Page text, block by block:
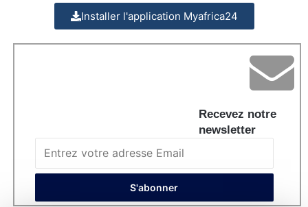
Installer l'application Myafrica24
Recevez notre
newsletter